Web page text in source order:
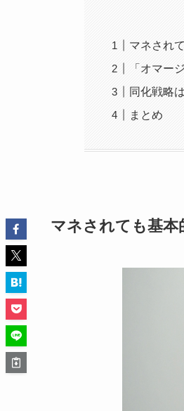
マネされ
「オマー
同化戦略
まとめ
マネされても基